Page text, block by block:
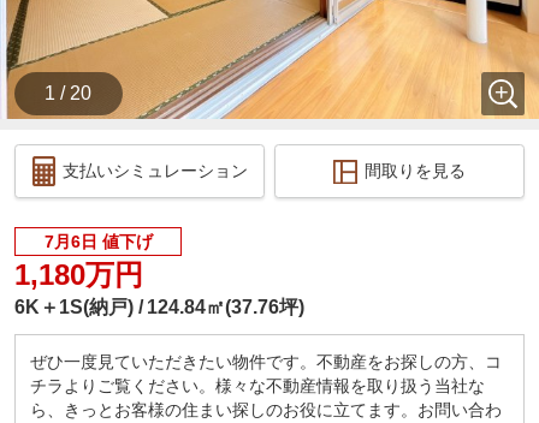
1 / 20
支払いシミュレーション 間取りを見る
7月6日 値下げ
1,180万円
6K＋1S(納戸) 124.84㎡(37.76坪)
ぜひ一度見ていただきたい物件です。不動産をお探しの方、コ
チラよりご覧ください。様々な不動産情報を取り扱う当社な
ら、きっとお客様の住まい探しのお役に立てます。お問い合わ